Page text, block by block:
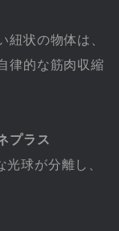
紐状の物体は、
律的な筋肉収縮
プラス
光球が分離し、